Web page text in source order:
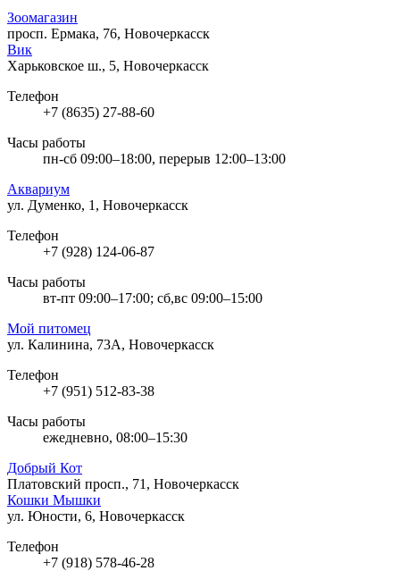
Зоомагазин
просп. Ермака, 76, Новочеркасск
Вик
Харьковское ш., 5, Новочеркасск
Телефон
+7 (8635) 27-88-60
Часы работы
пн-сб 09:00–18:00, перерыв 12:00–13:00
Аквариум
ул. Думенко, 1, Новочеркасск
Телефон
+7 (928) 124-06-87
Часы работы
вт-пт 09:00–17:00; сб,вс 09:00–15:00
Мой питомец
ул. Калинина, 73А, Новочеркасск
Телефон
+7 (951) 512-83-38
Часы работы
ежедневно, 08:00–15:30
Добрый Кот
Платовский просп., 71, Новочеркасск
Кошки Мышки
ул. Юности, 6, Новочеркасск
Телефон
+7 (918) 578-46-28